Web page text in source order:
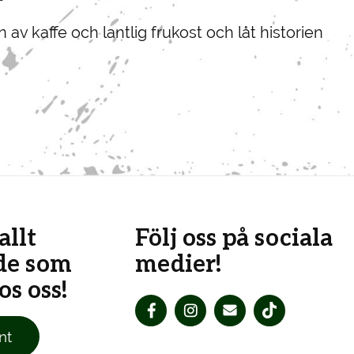
av kaffe och lantlig frukost och låt historien
som
oss!
Följ oss på sociala
medier!